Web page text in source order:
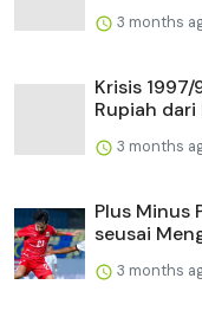
3 months
Krisis
Rupiah dari
3 months
Plus Minus
seusai
3 months